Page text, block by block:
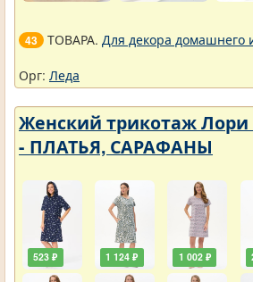
43 ТОВАРА. Для декора домашнего
Орг: Леда
Женский трикотаж Лори
- ПЛАТЬЯ, САРАФАНЫ
523 ₽ 1 124 ₽ 1 002 ₽